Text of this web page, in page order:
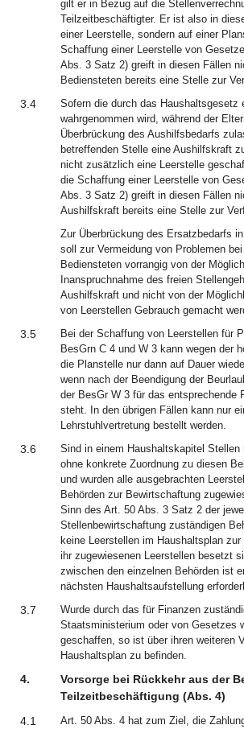
gilt er in Bezug auf die
Teilzeitbeschäftigter. Er ist also in
einer Leerstelle, sondern auf einer
Schaffung einer Leerstelle von
Abs. 3 Satz 2) greift in diesen Fällen
Bediensteten bereits eine Stelle zur
3.4
Sofern die durch das Haushaltsgesetz
wahrgenommen wird, während der
Überbrückung des Aushilfsbedarfs
betreffenden Stelle eine Aushilfskraft
nicht zusätzlich eine Leerstelle
die Schaffung einer Leerstelle von
Abs. 3 Satz 2) greift in diesen Fällen
Aushilfskraft bereits eine Stelle zur
Zur Überbrückung des Ersatzbedarfs
soll zur Vermeidung von Problemen
Bediensteten vorrangig von der
Inanspruchnahme des freien
Aushilfskraft und nicht von der
von Leerstellen Gebrauch gemacht
3.5
Bei der Schaffung von Leerstellen für
BesGrn C 4 und W 3 kann wegen der
die Planstelle nur dann auf Dauer
wenn nach der Beendigung der
der BesGr W 3 für das entsprechende
steht. In den übrigen Fällen kann nur
Lehrstuhlvertretung bestellt werden.
3.6
Sind in einem Haushaltskapitel Stellen
ohne konkrete Zuordnung zu diesen
und wurden alle ausgebrachten
Behörden zur Bewirtschaftung
Sinn des Art. 50 Abs. 3 Satz 2 der
Stellenbewirtschaftung zuständigen
keine Leerstellen im Haushaltsplan
ihr zugewiesenen Leerstellen besetzt
zwischen den einzelnen Behörden ist
nächsten Haushaltsaufstellung
3.7
Wurde durch das für Finanzen
Staatsministerium oder von Gesetzes
geschaffen, so ist über ihren weiteren
Haushaltsplan zu befinden.
4.
Vorsorge bei Rückkehr aus der
Teilzeitbeschäftigung (Abs. 4)
4.1
Art. 50 Abs. 4 hat zum Ziel, die